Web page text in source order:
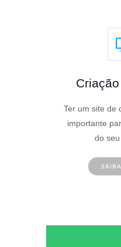
Ter um site de
importante
do seu